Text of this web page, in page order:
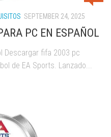
SEPTEMBER 24, 2025
PC EN ESPAÑOL
Descargar fifa 2003 pc
de EA Sports. Lanzado...